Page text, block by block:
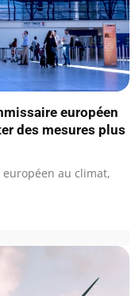
européen
des mesures plus
européen au climat,